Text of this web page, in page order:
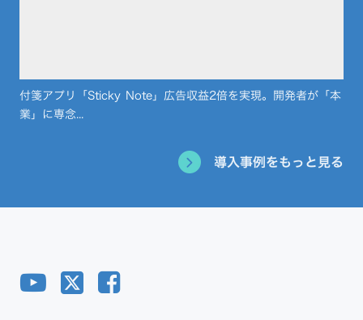
付箋アプリ「Sticky Note」広告収益2倍を実現。開発者が「本
業」に専念...
導入事例をもっと見る